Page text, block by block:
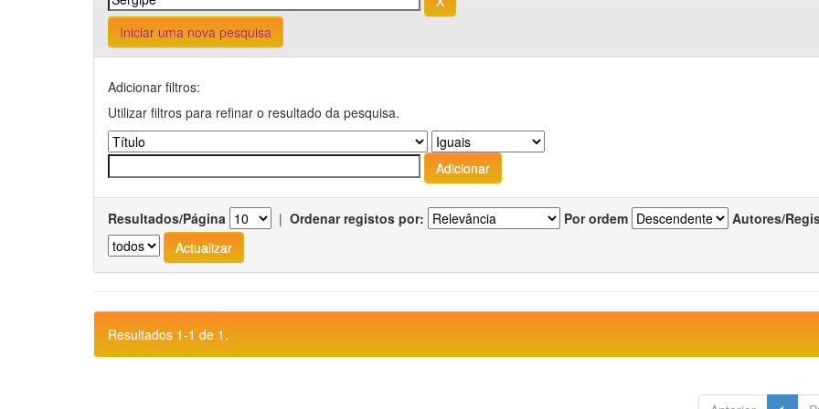
Iniciar uma nova pesquisa
Adicionar filtros:
Utilizar filtros para refinar o resultado da pesquisa.
Resultados/Página | Ordenar registos por: Por ordem Autores/
Resultados 1-1 de 1.